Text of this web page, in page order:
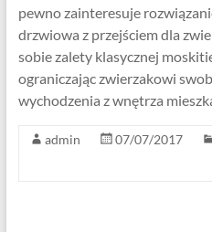
pewno zainteresuje
drzwiowa z przejściem dla
sobie zalety klasycznej
ograniczając zwierzakowi
wychodzenia z wnętrza
admin 07/07/2017